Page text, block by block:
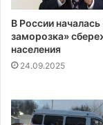
В России началась
заморозка»
населения
24.09.2025